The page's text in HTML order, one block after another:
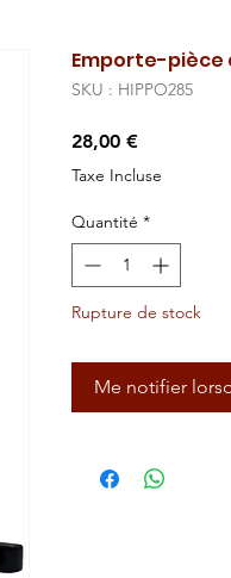
Emporte-pièce
SKU : HIPPO285
28,00 €Prix
Taxe Incluse
Quantité *
Rupture de stock
Me notifier